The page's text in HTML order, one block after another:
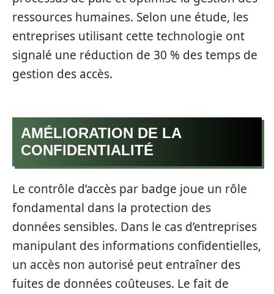
ressources humaines. Selon une étude, les
entreprises utilisant cette technologie ont
signalé une réduction de 30 % des temps de
gestion des accès.
AMÉLIORATION DE LA
CONFIDENTIALITÉ
Le contrôle d’accès par badge joue un rôle
fondamental dans la protection des
données sensibles. Dans le cas d’entreprises
manipulant des informations confidentielles,
un accès non autorisé peut entraîner des
fuites de données coûteuses. Le fait de